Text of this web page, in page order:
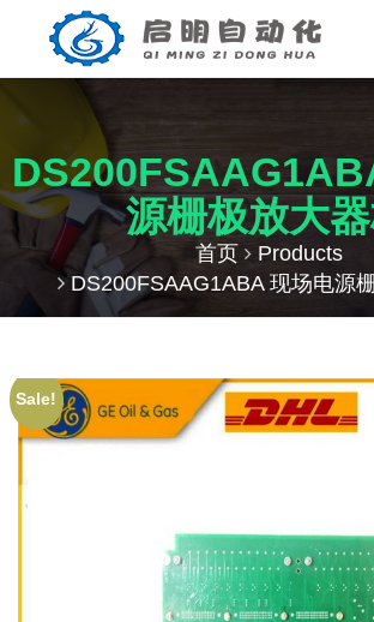
源栅极放大
首页
Products
DS200FSAAG1ABA 现场电源
Sale!